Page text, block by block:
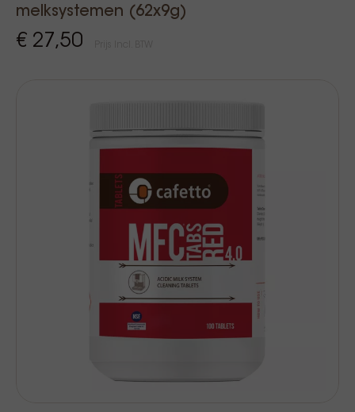
melksystemen (62x9g)
€ 27,50